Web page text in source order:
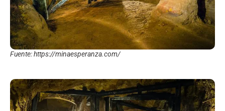
Fuente: https://minaesperanza.com/